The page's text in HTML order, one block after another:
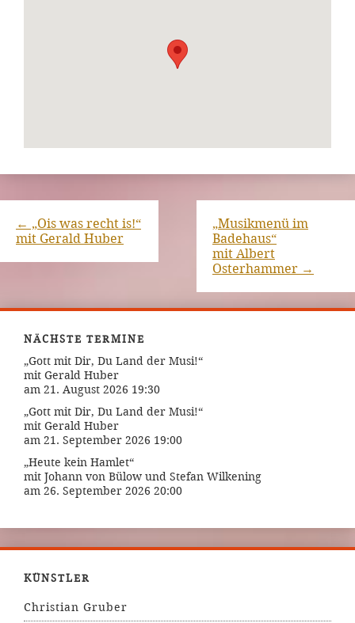
← „Ois was recht is!“
mit Gerald Huber
„Musikmenü im
Badehaus“
mit Albert
Osterhammer →
NÄCHSTE TERMINE
„Gott mit Dir, Du Land der Musi!“
mit Gerald Huber
am 21. August 2026 19:30
„Gott mit Dir, Du Land der Musi!“
mit Gerald Huber
am 21. September 2026 19:00
„Heute kein Hamlet“
mit Johann von Bülow und Stefan Wilkening
am 26. September 2026 20:00
KÜNSTLER
Christian Gruber